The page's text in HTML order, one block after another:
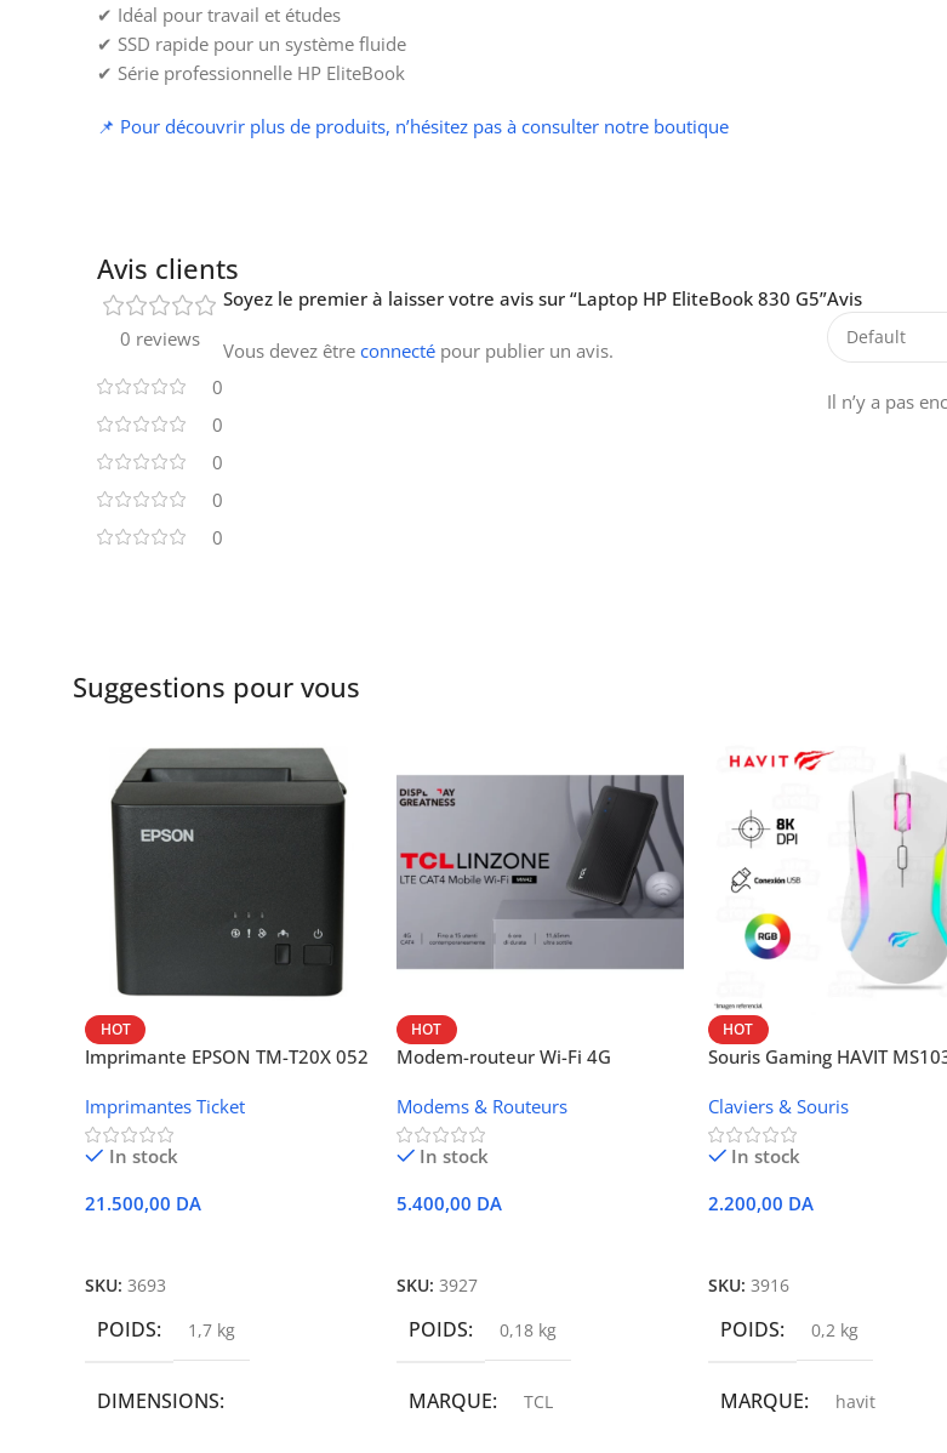
✔ Idéal pour travail et études
✔ SSD rapide pour un système fluide
✔ Série professionnelle HP EliteBook
📌 Pour découvrir plus de produits, n’hésitez pas à consulter notre boutique
Avis clients
0 reviews
0
0
0
0
0
Avis
Il n’y a pas
Soyez le premier à laisser votre avis sur “Laptop HP EliteBook 830 G5”
Vous devez être connecté pour publier un avis.
Suggestions pour vous
HOT
Imprimante EPSON TM-T20X 052
Imprimantes Ticket
In stock
21.500,00 DA
SKU: 3693
POIDS 1,7 kg
DIMENSIONS
HOT
Modem-routeur Wi-Fi 4G
Modems & Routeurs
In stock
5.400,00 DA
SKU: 3927
POIDS 0,18 kg
MARQUE TCL
HOT
Souris Gaming HAVIT
Claviers & Souris
In stock
2.200,00 DA
SKU: 3916
POIDS 0,2 kg
MARQUE havit